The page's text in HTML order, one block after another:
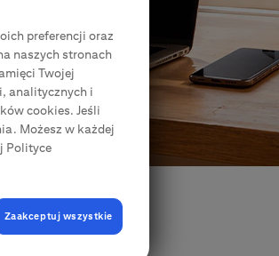
Zgody Elektroniczne
CitiDirect Mobile
Korporacje,
preferencji oraz
naszych stronach
Twojej
analitycznych i
cookies. Jeśli
Możesz w każdej
Polityce
Zaakceptuj wszystkie